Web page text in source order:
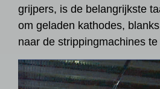
grijpers, is de belangrijkste
om geladen kathodes,
naar de strippingmachines